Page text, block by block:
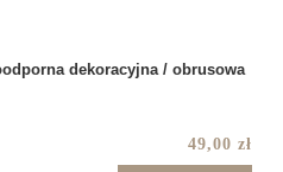
dekoracyjna / obrusowa
49,00 zł